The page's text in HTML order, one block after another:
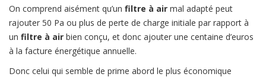
On comprend aisément qu’un filtre à air mal adapté peut
rajouter 50 Pa ou plus de perte de charge initiale par rapport à
un filtre à air bien conçu, et donc ajouter une centaine d’euros
à la facture énergétique annuelle.
Donc celui qui semble de prime abord le plus économique